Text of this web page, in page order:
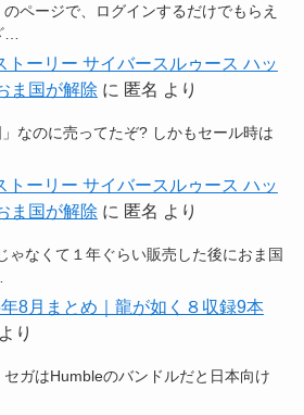
のページで、ログインするだけでもらえ
トーリー サイバースルゥース ハッ
ま国が解除 に 匿名 より
なのに売ってたぞ? しかもセール時は
トーリー サイバースルゥース ハッ
ま国が解除 に 匿名 より
ゃなくて１年ぐらい販売した後におま国
8月まとめ｜龍が如く８収録9本
より
ガはHumbleのバンドルだと日本向け